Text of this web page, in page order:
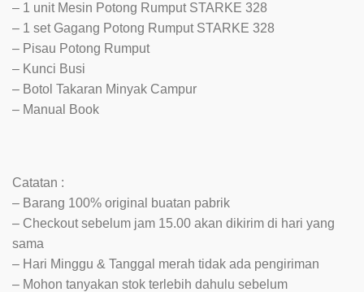
– 1 unit Mesin Potong Rumput STARKE 328
– 1 set Gagang Potong Rumput STARKE 328
– Pisau Potong Rumput
– Kunci Busi
– Botol Takaran Minyak Campur
– Manual Book
Catatan :
– Barang 100% original buatan pabrik
– Checkout sebelum jam 15.00 akan dikirim di hari yang
sama
– Hari Minggu & Tanggal merah tidak ada pengiriman
– Mohon tanyakan stok terlebih dahulu sebelum